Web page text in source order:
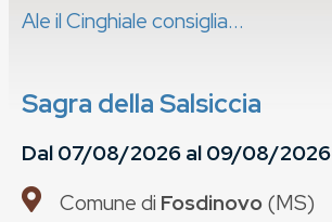
Ale il Cinghiale consiglia...
Sagra della Salsiccia
Dal07/08/2026al09/08/2026
Comune di Fosdinovo(MS)